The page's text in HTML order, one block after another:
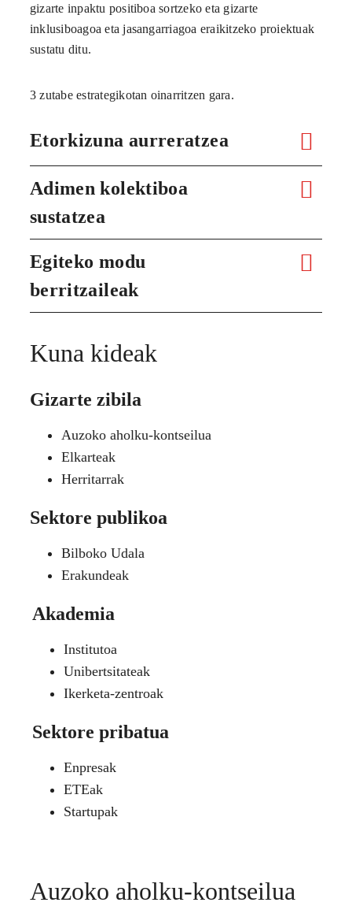
gizarte inpaktu positiboa sortzeko eta gizarte
inklusiboagoa eta jasangarriagoa eraikitzeko proiektuak
sustatu ditu.
3 zutabe estrategikotan oinarritzen gara.
Etorkizuna aurreratzea
Adimen kolektiboa
sustatzea
Egiteko modu
berritzaileak
Kuna kideak
Gizarte zibila
Auzoko aholku-kontseilua
Elkarteak
Herritarrak
Sektore publikoa
Bilboko Udala
Erakundeak
Akademia
Institutoa
Unibertsitateak
Ikerketa-zentroak
Sektore pribatua
Enpresak
ETEak
Startupak
Auzoko aholku-kontseilua